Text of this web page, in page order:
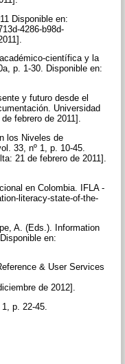
Disponible en:
4286-b98d-
científica y la
p. 1-30. Disponible en:
y futuro desde el
Universidad
febrero de 2011].
los Niveles de
33, nº 1, p. 10-45.
21 de febrero de 2011].
en Colombia. IFLA -
literacy-state-of-the-
A. (Eds.). Information
en:
& User Services
de 2012].
p. 22-45.